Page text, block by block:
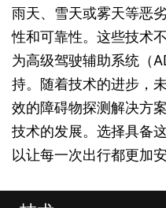
雨天、雪天或雾天等恶
性和可靠性。这些技术
为高级驾驶辅助系统（
持。随着技术的进步，
效的障碍物探测解决方
技术的发展。选择具备
以让每一次出行都更加